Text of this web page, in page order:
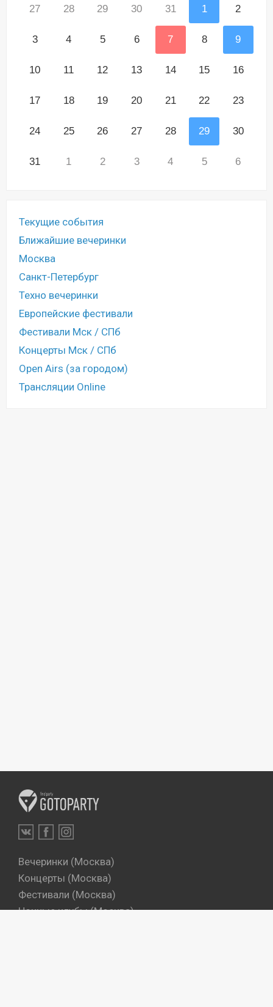
27 28 29 30 31 1 2
3 4 5 6 7 8 9
10 11 12 13 14 15 16
17 18 19 20 21 22 23
24 25 26 27 28 29 30
31 1 2 3 4 5 6
Текущие события
Ближайшие вечеринки
Москва
Санкт-Петербург
Техно вечеринки
Европейские фестивали
Фестивали Мск / СПб
Концерты Мск / СПб
Open Airs (за городом)
Трансляции Online
Вечеринки (Москва)
Концерты (Москва)
Фестивали (Москва)
Ночные клубы (Москва)